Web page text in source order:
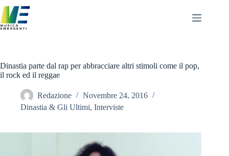
al
contenuto
Dinastia parte dal rap per abbracciare altri stimoli come il pop,
il rock ed il reggae
Redazione
Novembre 24, 2016
Dinastia & Gli Ultimi, Interviste